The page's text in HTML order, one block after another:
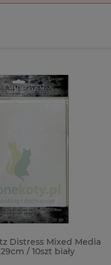
Media
Wykrojnik
Vault Edges